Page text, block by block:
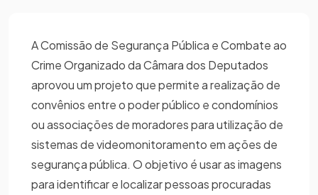
A Comissão de Segurança Pública e Combate ao
Crime Organizado da Câmara dos Deputados
aprovou um projeto que permite a realização de
convênios entre o poder público e condomínios
ou associações de moradores para utilização de
sistemas de videomonitoramento em ações de
segurança pública. O objetivo é usar as imagens
para identificar e localizar pessoas procuradas